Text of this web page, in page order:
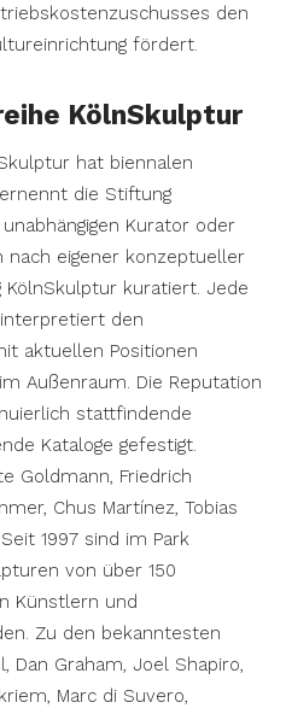
den
fördert.
KölnSkulptur
hat biennalen
die Stiftung
Kurator oder
nach eigener konzeptueller
kuratiert. Jede
den
aktuellen Positionen
Außenraum. Die Reputation
stattfindende
Kataloge gefestigt.
Goldmann, Friedrich
Chus Martínez, Tobias
1997 sind im Park
von über 150
Künstlern und
Zu den bekanntesten
Dan Graham, Joel Shapiro,
Marc di Suvero,